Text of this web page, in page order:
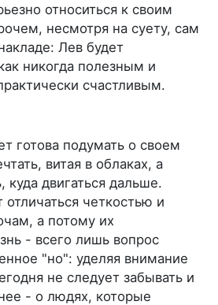
относиться к своим
несмотря на суету, сам
Лев будет
никогда полезным и
счастливым.
готова подумать о своем
витая в облаках, а
куда двигаться дальше.
четкостью и
а потому их
- всего лишь вопрос
"но": уделяя внимание
не следует забывать и
- о людях, которые